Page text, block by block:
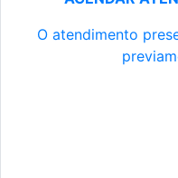
O atendimento